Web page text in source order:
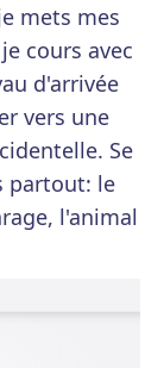
mets mes
cours avec
d'arrivée
vers une
Se
partout: le
l'animal